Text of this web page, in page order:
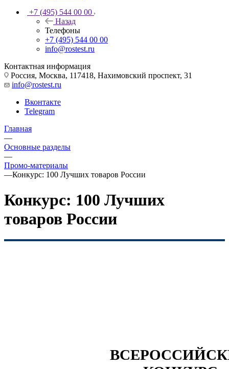
+7 (495) 544 00 00
Назад
Телефоны
+7 (495) 544 00 00
info@rostest.ru
Контактная информация
Россия, Москва, 117418, Нахимовский проспект, 31
info@rostest.ru
Вконтакте
Telegram
Главная
—
Основные разделы
—
Промо-материалы
—Конкурс: 100 Лучших товаров России
Конкурс: 100 Лучших
товаров России